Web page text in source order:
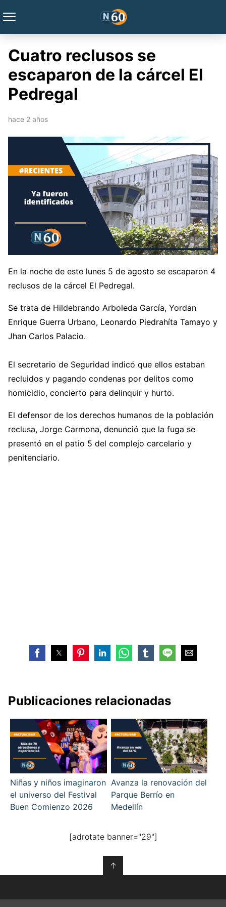
Cuatro reclusos se
escaparon de la cárcel El
Pedregal
hace 2 años
En la noche de este lunes 5 de agosto se escaparon 4
reclusos de la cárcel El Pedregal.
Se trata de Hildebrando Arboleda García, Yordan
Enrique Guerra Urbano, Leonardo Piedrahíta Tamayo y
Jhan Carlos Palacio.
El secretario de Seguridad indicó que ellos estaban
recluidos y pagando condenas por delitos como
homicidio, concierto para delinquir y hurto.
El defensor de los derechos humanos de la población
reclusa, Jorge Carmona, denunció que la fuga se
presentó en el patio 5 del complejo carcelario y
penitenciario.
Publicaciones relacionadas
Niñas y niños imaginaron
el universo del Festival
Buen Comienzo 2026
Avanza la renovación del
Parque Berrío en
Medellín
[adrotate banner="29"]
↑